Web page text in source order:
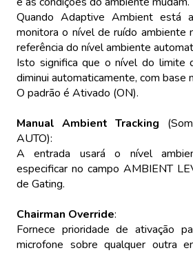
Quando Adaptive Ambient está
monitora o nível de ruído ambiente
referência do nível ambiente
Isto significa que o nível do limite
diminui automaticamente, com base
O padrão é Ativado (ON).
Manual Ambient Tracking
AUTO):
A entrada usará o nível
especificar no campo AMBIENT
de Gating.
Chairman Override:
Fornece prioridade de ativação
microfone sobre qualquer outra